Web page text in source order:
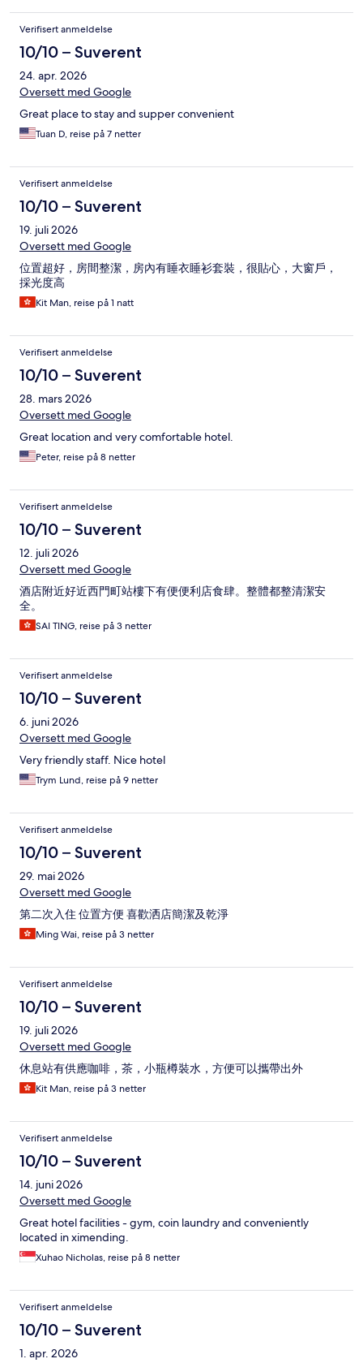
Verifisert anmeldelse
10/10 – Suverent
24. apr. 2026
Oversett med Google
Great place to stay and supper convenient
Tuan D, reise på 7 netter
Verifisert anmeldelse
10/10 – Suverent
19. juli 2026
Oversett med Google
位置超好，房間整潔，房內有睡衣睡衫套裝，很貼心，大窗戶，
採光度高
Kit Man, reise på 1 natt
Verifisert anmeldelse
10/10 – Suverent
28. mars 2026
Oversett med Google
Great location and very comfortable hotel.
Peter, reise på 8 netter
Verifisert anmeldelse
10/10 – Suverent
12. juli 2026
Oversett med Google
酒店附近好近西門町站樓下有便便利店食肆。整體都整清潔安
全。
SAI TING, reise på 3 netter
Verifisert anmeldelse
10/10 – Suverent
6. juni 2026
Oversett med Google
Very friendly staff. Nice hotel
Trym Lund, reise på 9 netter
Verifisert anmeldelse
10/10 – Suverent
29. mai 2026
Oversett med Google
第二次入住 位置方便 喜歡洒店簡潔及乾淨
Ming Wai, reise på 3 netter
Verifisert anmeldelse
10/10 – Suverent
19. juli 2026
Oversett med Google
休息站有供應咖啡，茶，小瓶樽裝水，方便可以攜帶出外
Kit Man, reise på 3 netter
Verifisert anmeldelse
10/10 – Suverent
14. juni 2026
Oversett med Google
Great hotel facilities - gym, coin laundry and conveniently
located in ximending.
Xuhao Nicholas, reise på 8 netter
Verifisert anmeldelse
10/10 – Suverent
1. apr. 2026